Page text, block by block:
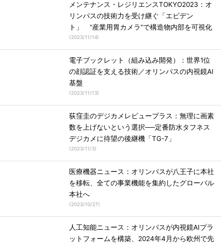
メンテナンス・レジリエンスTOKYO2023：オ
リンパスの技術力を受け継ぐ「エビデン
ト」 “産業用胃カメラ”で構造物内部を可視化
(2023/11/14)
電子ブックレット（組み込み開発）：世界1位
の顔認証を支える技術／オリンパスの内視鏡AI
基盤
(2023/11/13)
荻窪圭のデジカメレビュープラス：無理に画素
数を上げないという選択──定番防水タフネス
デジカメに待望の後継機「TG-7」
(2023/11/3)
医療機器ニュース：オリンパスが八王子に本社
を移転、全ての事業機能を集約したグローバル
本社へ
(2023/10/27)
人工知能ニュース：オリンパスが内視鏡AIプラ
ットフォームを構築、2024年4月から欧州で先